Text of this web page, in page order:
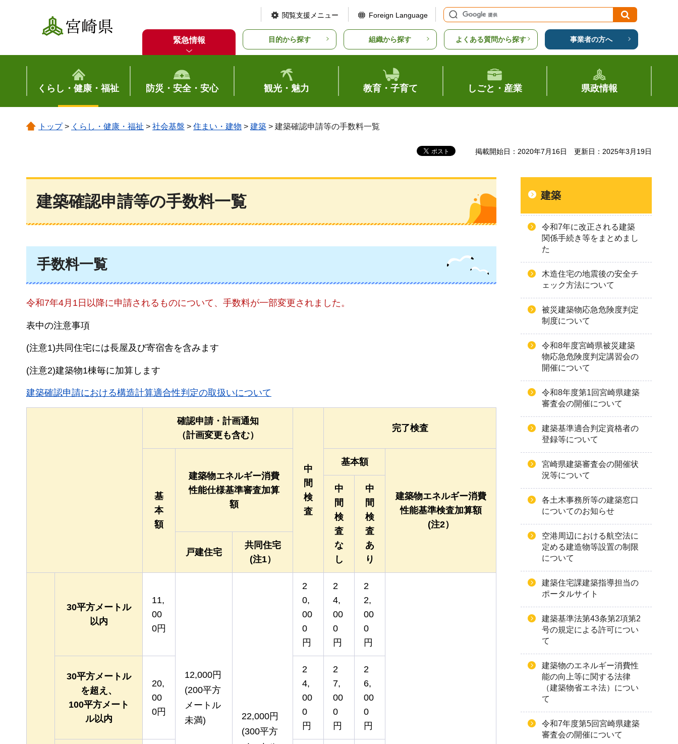
宮崎県
閲覧支援メニュー Foreign Language
緊急情報 目的から探す 組織から探す よくある質問から探す 事業者の方へ
くらし・健康・福祉 防災・安全・安心 観光・魅力 教育・子育て しごと・産業 県政情報
トップ> くらし・健康・福祉 > 社会基盤 > 住まい・建物 > 建築 > 建築確認申請等の手数料一覧
掲載開始日：2020年7月16日 更新日：2025年3月19日
建築確認申請等の手数料一覧
手数料一覧
令和7年4月1日以降に申請されるものについて、手数料が一部変更されました。
表中の注意事項
(注意1)共同住宅には長屋及び寄宿舎を含みます
(注意2)建築物1棟毎に加算します
建築確認申請における構造計算適合性判定の取扱いについて
確認申請・計画通知
（計画変更も含む）
中
間
検
査
完了検査
基
本
額
建築物エネルギー消費
性能仕様基準審査加算
額
基本額
建築物エネルギー消費
性能基準検査加算額
(注2）
中
間
検
査
な
し
中
間
検
査
あ
り
戸建住宅
共同住宅
(注1）
30平方メートル
以内
11,
00
0円
12,000円
(200平方
メートル
未満)
22,000円
(300平方
2
0,
00
0
円
2
4,
00
0
円
2
2,
00
0
円
30平方メートル
を超え、
100平方メート
ル以内
20,
00
0円
2
4,
00
0
円
2
7,
00
0
円
2
6,
00
0
円
建築
令和7年に改正される建築
関係手続き等をまとめまし
た
木造住宅の地震後の安全チ
ェック方法について
被災建築物応急危険度判定
制度について
令和8年度宮崎県被災建築
物応急危険度判定講習会の
開催について
令和8年度第1回宮崎県建築
審査会の開催について
建築基準適合判定資格者の
登録等について
宮崎県建築審査会の開催状
況等について
各土木事務所等の建築窓口
についてのお知らせ
空港周辺における航空法に
定める建造物等設置の制限
について
建築住宅課建築指導担当の
ポータルサイト
建築基準法第43条第2項第2
号の規定による許可につい
て
建築物のエネルギー消費性
能の向上等に関する法律
（建築物省エネ法）につい
て
令和7年度第5回宮崎県建築
審査会の開催について